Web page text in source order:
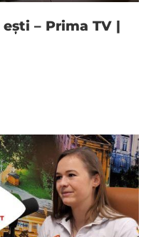
– Prima TV |